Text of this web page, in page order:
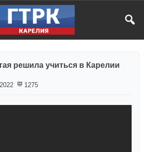
решила учиться в Карелии
1275